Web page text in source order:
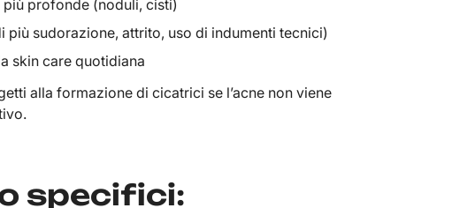
profonde (noduli, cisti)
sudorazione, attrito, uso di indumenti tecnici)
skin care quotidiana
alla formazione di cicatrici se l’acne non viene
specifici: